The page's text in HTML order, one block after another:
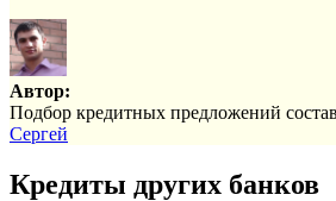
Автор:
Подбор кредитных предложений
Сергей
Кредиты других банков